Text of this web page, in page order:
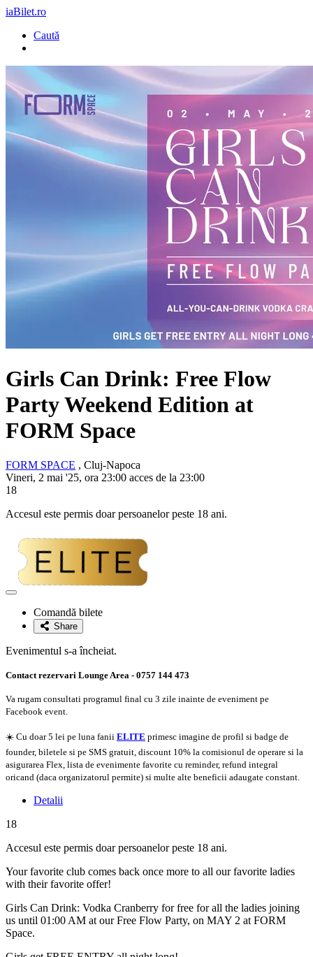
iaBilet.ro
Caută
Girls Can Drink: Free Flow
Party Weekend Edition at
FORM Space
FORM SPACE , Cluj-Napoca
Vineri, 2 mai '25, ora 23:00 acces de la 23:00
18
Accesul este permis doar persoanelor peste 18 ani.
Adaugă
favoriteComandă bilete
Share
Evenimentul s-a încheiat.
Contact rezervari Lounge Area - 0757 144 473
Va rugam consultati programul final cu 3 zile inainte de eveniment pe
Facebook event.
☀️ Cu doar 5 lei pe luna fanii ELITE primesc imagine de profil si badge de
founder, biletele si pe SMS gratuit, discount 10% la comisionul de operare si la
asigurarea Flex, lista de evenimente favorite cu reminder, refund integral
oricand (daca organizatorul permite) si multe alte beneficii adaugate constant.
Detalii
18
Accesul este permis doar persoanelor peste 18 ani.
Your favorite club comes back once more to all our favorite ladies
with their favorite offer!
Girls Can Drink: Vodka Cranberry for free for all the ladies joining
us until 01:00 AM at our Free Flow Party, on MAY 2 at FORM
Space.